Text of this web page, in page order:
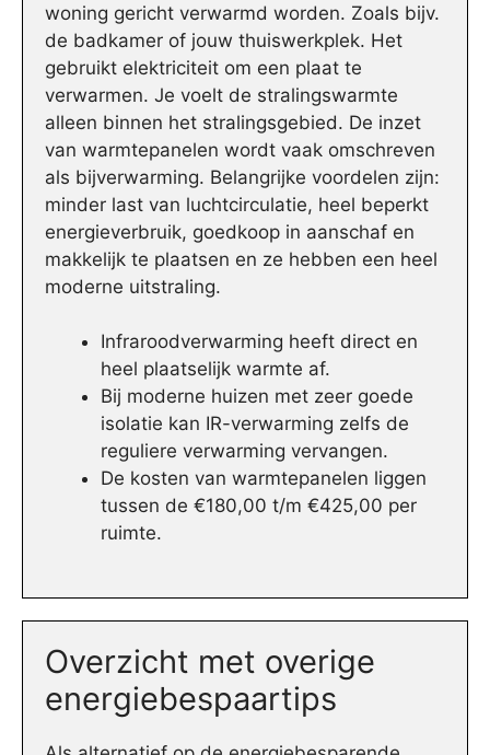
woning gericht verwarmd worden. Zoals bijv.
de badkamer of jouw thuiswerkplek. Het
gebruikt elektriciteit om een plaat te
verwarmen. Je voelt de stralingswarmte
alleen binnen het stralingsgebied. De inzet
van warmtepanelen wordt vaak omschreven
als bijverwarming. Belangrijke voordelen zijn:
minder last van luchtcirculatie, heel beperkt
energieverbruik, goedkoop in aanschaf en
makkelijk te plaatsen en ze hebben een heel
moderne uitstraling.
Infraroodverwarming heeft direct en
heel plaatselijk warmte af.
Bij moderne huizen met zeer goede
isolatie kan IR-verwarming zelfs de
reguliere verwarming vervangen.
De kosten van warmtepanelen liggen
tussen de €180,00 t/m €425,00 per
ruimte.
Overzicht met overige
energiebespaartips